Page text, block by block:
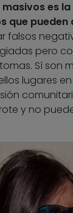
es
que pueden
falsos
pero
Sí son
lugares
y no